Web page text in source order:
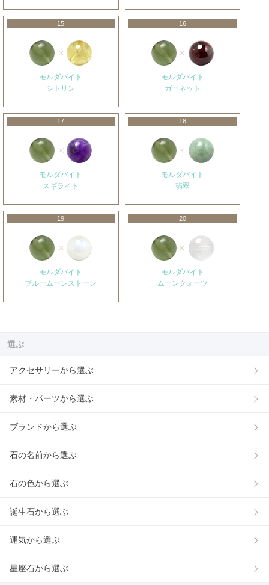
15
モルダバイト
シトリン
16
モルダバイト
ガーネット
17
モルダバイト
スギライト
18
モルダバイト
翡翠
19
モルダバイト
ブルームーンストーン
20
モルダバイト
ムーンクォーツ
選ぶ
アクセサリーから選ぶ
素材・パーツから選ぶ
ブランドから選ぶ
石の名前から選ぶ
石の色から選ぶ
誕生石から選ぶ
運気から選ぶ
星座石から選ぶ